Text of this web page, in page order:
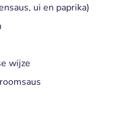
ui en paprika)
wijze